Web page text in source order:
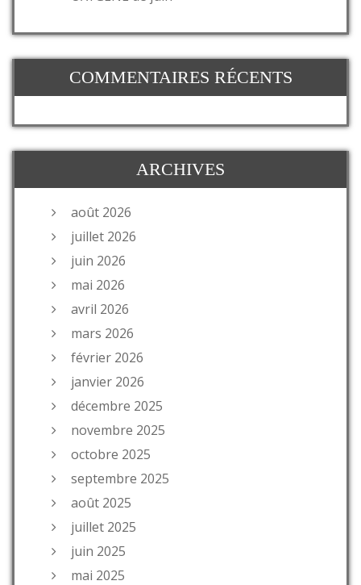
COMMENTAIRES RÉCENTS
ARCHIVES
août 2026
juillet 2026
juin 2026
mai 2026
avril 2026
mars 2026
février 2026
janvier 2026
décembre 2025
novembre 2025
octobre 2025
septembre 2025
août 2025
juillet 2025
juin 2025
mai 2025